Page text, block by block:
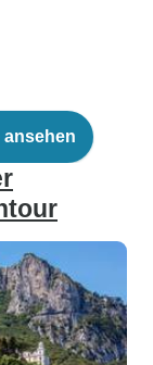
ansehen